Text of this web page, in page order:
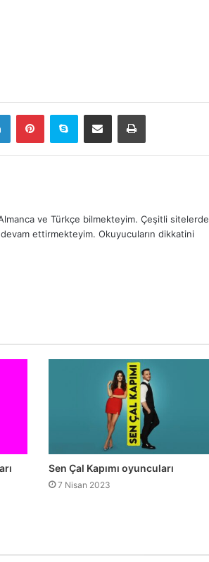
LinkedInPinterestSkype E-Posta ile paylaş Yazdır
ve Türkçe bilmekteyim. Çeşitli sitelerde
ettirmekteyim. Okuyucuların dikkatini
Sen Çal Kapımı oyuncuları
7 Nisan 2023